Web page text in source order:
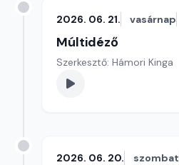
2026. 06. 21. vasárnap
Múltidéző
Szerkesztő: Hámori Kinga
2026. 06. 20. szombat